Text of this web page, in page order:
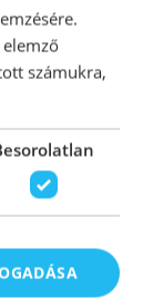
A160UNI
szelep
menetes
198740
számukra,